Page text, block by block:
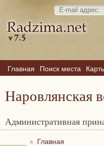
Главная Поиск места
Наровлянская
Административная
Главная